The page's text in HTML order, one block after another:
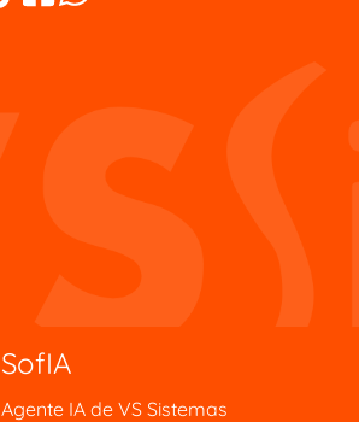
SofIA
Agente IA de VS Sistemas